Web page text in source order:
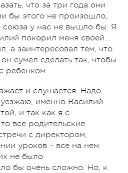
что за три года они
бы этого не произошло,
союза у нас не вышло бы. Я
покорил меня своей…
а заинтересовал тем, что
сумел сделать так, чтобы
ребенком.
и слушается. Надо
уезжаю, именно Василий
и так как я с
все родительские
с директором,
уроков – все на нем.
не было
бы очень сложно. Но, к